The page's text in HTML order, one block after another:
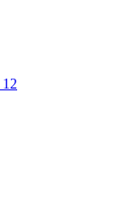
12